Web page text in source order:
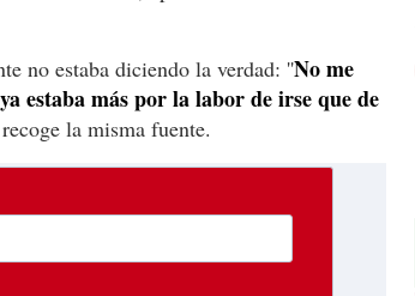
no estaba diciendo la verdad: ''No me
estaba más por la labor de irse que de
la misma fuente.